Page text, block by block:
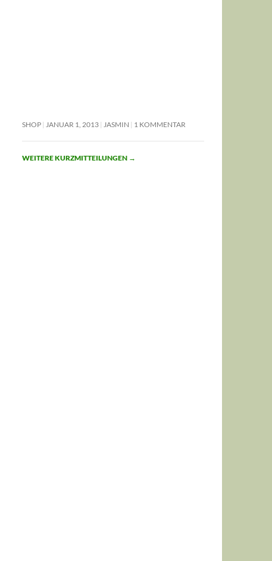
SHOP JANUAR 1, 2013 JASMIN 1 KOMMENTAR
WEITERE KURZMITTEILUNGEN →